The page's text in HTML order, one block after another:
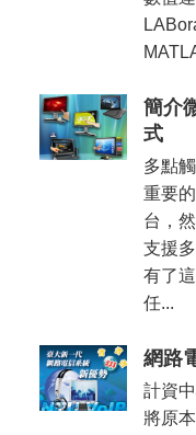
簡介
式
多點
重要
台，
支援
有了
任...
網路
計資
將原